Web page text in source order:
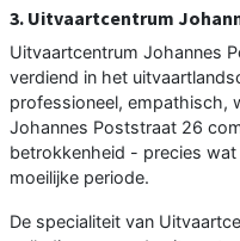
3. Uitvaartcentrum
Uitvaartcentrum Johannes
verdiend in het
professioneel, empathisch,
Johannes Poststraat 26
betrokkenheid - precies
moeilijke periode.
De specialiteit van